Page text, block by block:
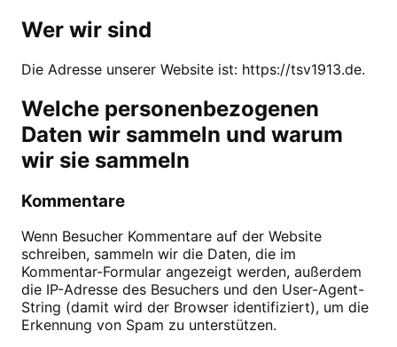
Wer wir sind
Die Adresse unserer Website ist: https://tsv1913.de.
Welche personenbezogenen
Daten wir sammeln und warum
wir sie sammeln
Kommentare
Wenn Besucher Kommentare auf der Website
schreiben, sammeln wir die Daten, die im
Kommentar-Formular angezeigt werden, außerdem
die IP-Adresse des Besuchers und den User-Agent-
String (damit wird der Browser identifiziert), um die
Erkennung von Spam zu unterstützen.